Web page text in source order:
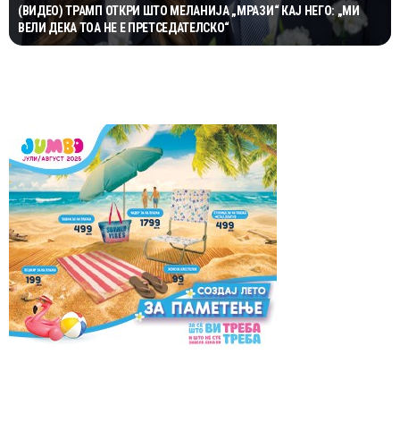
(ВИДЕО) ТРАМП ОТКРИ ШТО МЕЛАНИЈА „МРАЗИ“ КАЈ НЕГО: „МИ
ВЕЛИ ДЕКА ТОА НЕ Е ПРЕТСЕДАТЕЛСКО“